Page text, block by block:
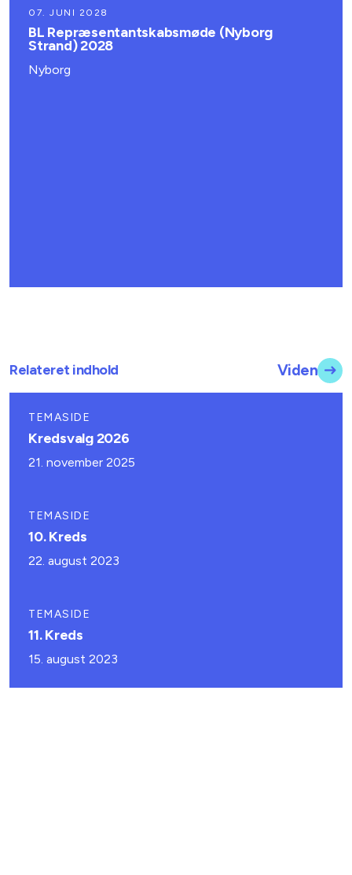
07. JUNI 2028
BL Repræsentantskabsmøde (Nyborg
Strand) 2028
Nyborg
Relateret indhold Viden
TEMASIDE
Kredsvalg 2026
21. november 2025
TEMASIDE
10. Kreds
22. august 2023
TEMASIDE
11. Kreds
15. august 2023